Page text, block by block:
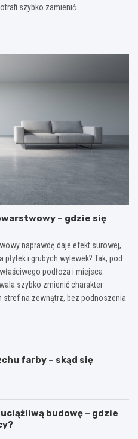
szybko zamienić…
– gdzie się
naprawdę daje efekt surowej,
i grubych wylewek? Tak, pod
podłoża i miejsca
szybko zmienić charakter
stref na zewnątrz, bez podnoszenia
farby – skąd się
budowę – gdzie